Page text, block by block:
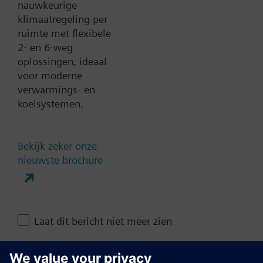
Technische samenvatting
nauwkeurige
klimaatregeling per
ruimte met flexibele
2- en 6-weg
oplossingen, ideaal
voor moderne
verwarmings- en
koelsystemen.
Bekijk zeker onze
nieuwste brochure
Laat dit bericht niet meer zien
Contact
NL (nl)